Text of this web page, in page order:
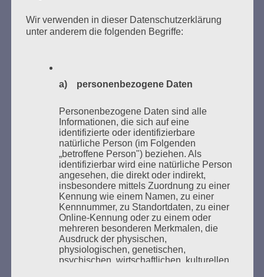
des Gedenkens an die Verbrennung von Büchern am
Kaifu-Ufer – genau an dem Ort, wo im Mai 1933 NS-
Weitere Informationen:lesezeichen-setzen.de
GEDENKEN UND ERINNERN BEGINNT IN
UNSERER NACHBARSCHAFT
Wir verwenden in dieser Datenschutzerklärung
unter anderem die folgenden Begriffe:
a) personenbezogene Daten
Personenbezogene Daten sind alle
Informationen, die sich auf eine
identifizierte oder identifizierbare
natürliche Person (im Folgenden
„betroffene Person") beziehen. Als
identifizierbar wird eine natürliche Person
angesehen, die direkt oder indirekt,
insbesondere mittels Zuordnung zu einer
Kennung wie einem Namen, zu einer
Kennnummer, zu Standortdaten, zu einer
Online-Kennung oder zu einem oder
mehreren besonderen Merkmalen, die
Ausdruck der physischen,
physiologischen, genetischen,
psychischen, wirtschaftlichen, kulturellen